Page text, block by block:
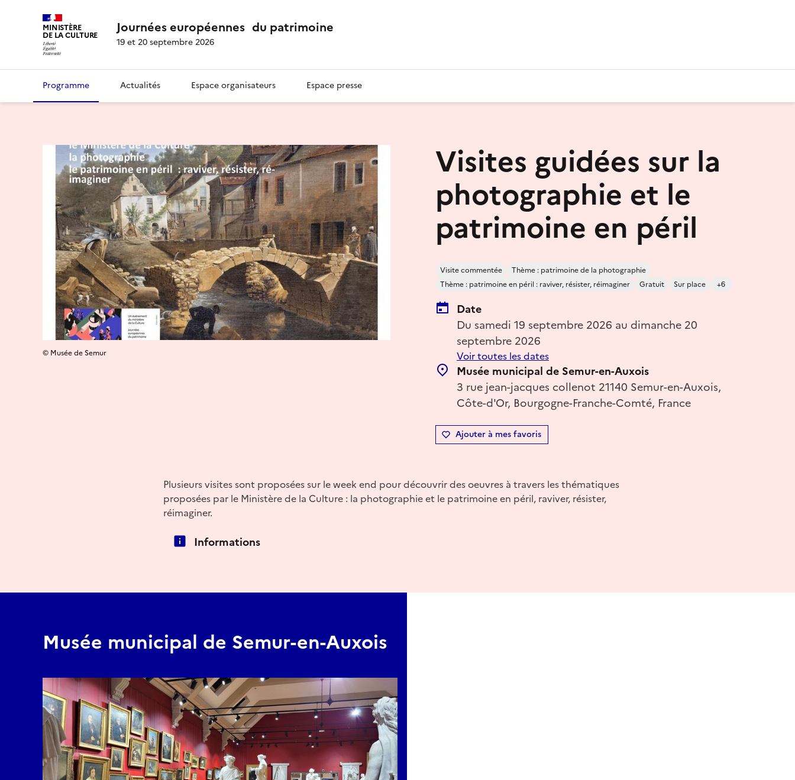
MINISTÈRE
DE LA CULTURE Journées européennes du patrimoine
19 et 20 septembre 2026
Programme Actualités Espace organisateurs Espace presse
Visites guidées sur la
photographie et le
patrimoine en péril
Visite commentée
Thème : patrimoine de la photographie
Thème : patrimoine en péril : raviver, résister, réimaginer
Gratuit Sur place +6
Date
Du samedi 19 septembre 2026 au dimanche 20
septembre 2026
Voir toutes les dates
Musée municipal de Semur-en-Auxois
3 rue jean-jacques collenot 21140 Semur-en-Auxois,
Côte-d'Or, Bourgogne-Franche-Comté, France
Ajouter à mes favoris
© Musée de Semur
Plusieurs visites sont proposées sur le week end pour découvrir des oeuvres à travers les thématiques
proposées par le Ministère de la Culture : la photographie et le patrimoine en péril, raviver, résister,
réimaginer.
Informations
Musée municipal de Semur-en-Auxois